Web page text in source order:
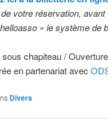
votre réservation,
» le système de
chapiteau /
en partenariat avec
Divers